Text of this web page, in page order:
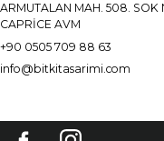
ARMUTALAN MAH. 508.
CAPRİCE AVM
+90 0505 709 88 63
info@bitkitasarimi.com